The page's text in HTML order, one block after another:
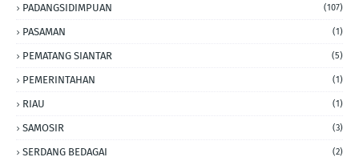
PADANGSIDIMPUAN (107)
PASAMAN (1)
PEMATANG SIANTAR (5)
PEMERINTAHAN (1)
RIAU (1)
SAMOSIR (3)
SERDANG BEDAGAI (2)